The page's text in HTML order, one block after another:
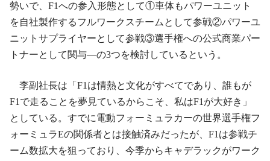
勢いで、F1への参入形態として①車体もパワーユニット
を自社製作するフルワークスチームとして参戦②パワーユ
ニットサプライヤーとして参戦③選手権への公式商業パー
トナーとして関与―の3つを検討しているという。
李副社長は「F1は情熱と文化がすべてであり、誰もが
F1で走ることを夢見ているからこそ、私はF1が大好き」
としている。すでに電動フォーミュラカーの世界選手権フ
ォーミュラEの関係者とは接触済みだったが、F1は参戦チ
ーム数拡大を狙っており、今季からキャデラックがワーク